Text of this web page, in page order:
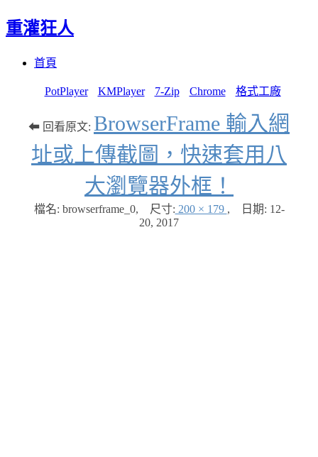
重灌狂人
首頁
PotPlayer KMPlayer 7-Zip Chrome 格式工廠
⬅ 回看原文: BrowserFrame 輸入網
址或上傳截圖，快速套用八
大瀏覽器外框！
檔名: browserframe_0, 尺寸: 200 × 179 , 日期: 12-
20, 2017